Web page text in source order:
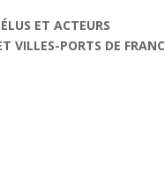
ET ACTEURS
VILLES-PORTS DE